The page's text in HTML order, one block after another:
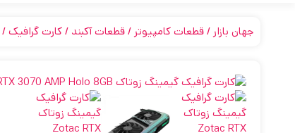
جهان بازار قطعات کامپیوتر قطعات آکبند کارت گرافیک